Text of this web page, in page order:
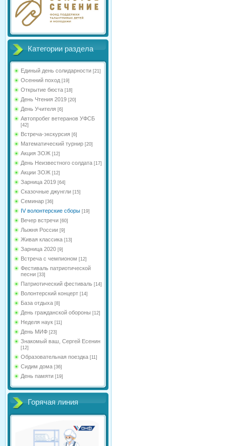
Категории раздела
Единый день солидарности [21]
Осенний поход [19]
Открытие бюста [18]
День Чтения 2019 [20]
День Учителя [6]
Автопробег ветеранов УФСБ
[42]
Встреча-экскурсия [6]
Математический турнир [20]
Акция ЗОЖ [12]
День Неизвестного солдата [17]
Акции ЗОЖ [12]
Зарница 2019 [64]
Сказочные джунгли [15]
Семинар [36]
IV волонтерские сборы [19]
Вечер встречи [60]
Лыжня России [9]
Живая классика [13]
Зарница 2020 [9]
Встреча с чемпионом [12]
Фестиваль патриотической
песни [33]
Патриотический фестиваль [14]
Волонтерский концерт [14]
База отдыха [8]
День гражданской обороны [12]
Неделя наук [11]
День МИФ [23]
Знакомый ваш, Сергей Есенин
[12]
Образовательная поездка [11]
Сидим дома [36]
День памяти [19]
Горячая линия